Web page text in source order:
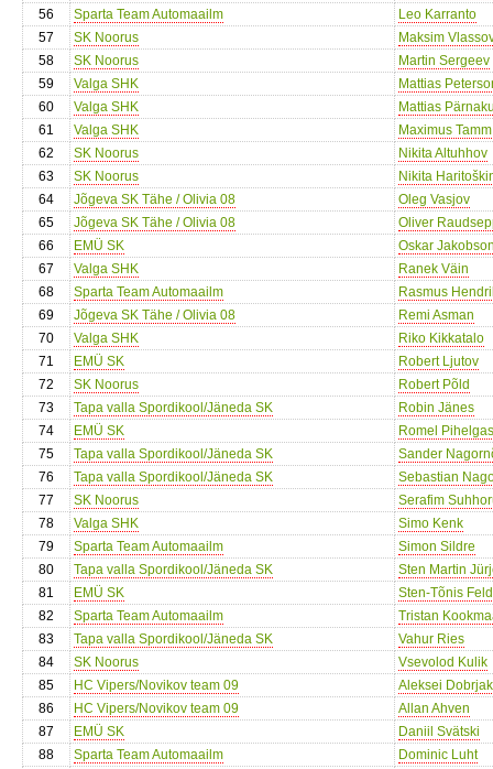
56
Sparta Team Automaailm
Leo Karranto
57
SK Noorus
Maksim
58
SK Noorus
Martin Sergeev
59
Valga SHK
Mattias
60
Valga SHK
Mattias
61
Valga SHK
Maximus Tamm
62
SK Noorus
Nikita Altuhhov
63
SK Noorus
Nikita
64
Jõgeva SK Tähe / Olivia 08
Oleg Vasjov
65
Jõgeva SK Tähe / Olivia 08
Oliver
66
EMÜ SK
Oskar
67
Valga SHK
Ranek Väin
68
Sparta Team Automaailm
Rasmus
69
Jõgeva SK Tähe / Olivia 08
Remi Asman
70
Valga SHK
Riko Kikkatalo
71
EMÜ SK
Robert Ljutov
72
SK Noorus
Robert Põld
73
Tapa valla Spordikool/Jäneda SK
Robin Jänes
74
EMÜ SK
Romel Pihelgas
75
Tapa valla Spordikool/Jäneda SK
Sander
76
Tapa valla Spordikool/Jäneda SK
Sebastian
77
SK Noorus
Serafim
78
Valga SHK
Simo Kenk
79
Sparta Team Automaailm
Simon Sildre
80
Tapa valla Spordikool/Jäneda SK
Sten Martin
81
EMÜ SK
Sten-Tõnis
82
Sparta Team Automaailm
Tristan
83
Tapa valla Spordikool/Jäneda SK
Vahur Ries
84
SK Noorus
Vsevolod Kulik
85
HC Vipers/Novikov team 09
Aleksei
86
HC Vipers/Novikov team 09
Allan Ahven
87
EMÜ SK
Daniil Svätski
88
Sparta Team Automaailm
Dominic Luht